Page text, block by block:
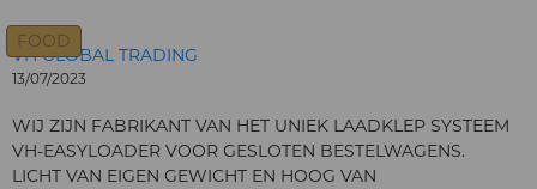
FOOD
VH GLOBAL TRADING
13/07/2023
WIJ ZIJN FABRIKANT VAN HET UNIEK LAADKLEP SYSTEEM
VH-EASYLOADER VOOR GESLOTEN BESTELWAGENS.
LICHT VAN EIGEN GEWICHT EN HOOG VAN